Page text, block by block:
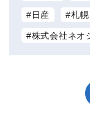
日産 札幌
株式会社ネオ